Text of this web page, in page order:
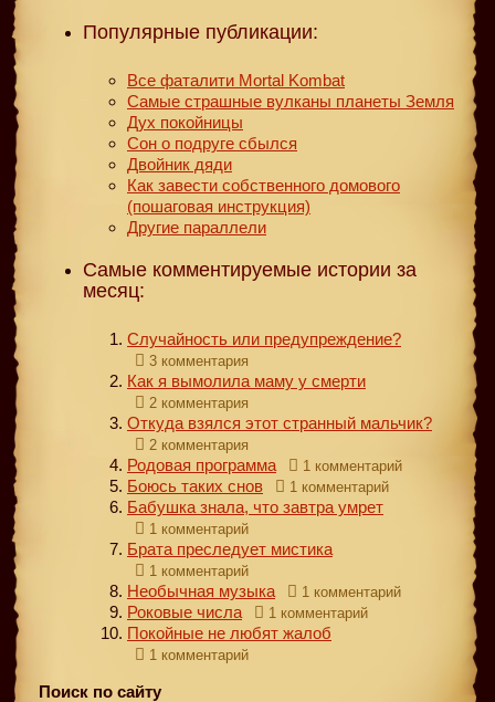
Популярные публикации:
Все фаталити Mortal Kombat
Самые страшные вулканы планеты Земля
Дух покойницы
Сон о подруге сбылся
Двойник дяди
Как завести собственного домового
(пошаговая инструкция)
Другие параллели
Самые комментируемые истории за
месяц:
Случайность или предупреждение?
3 комментария
Как я вымолила маму у смерти
2 комментария
Откуда взялся этот странный мальчик?
2 комментария
Родовая программа 1 комментарий
Боюсь таких снов 1 комментарий
Бабушка знала, что завтра умрет
1 комментарий
Брата преследует мистика
1 комментарий
Необычная музыка 1 комментарий
Роковые числа 1 комментарий
Покойные не любят жалоб
1 комментарий
Поиск по сайту